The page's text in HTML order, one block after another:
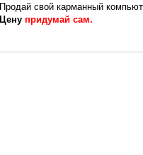
Продай свой карманный
Цену придумай сам.